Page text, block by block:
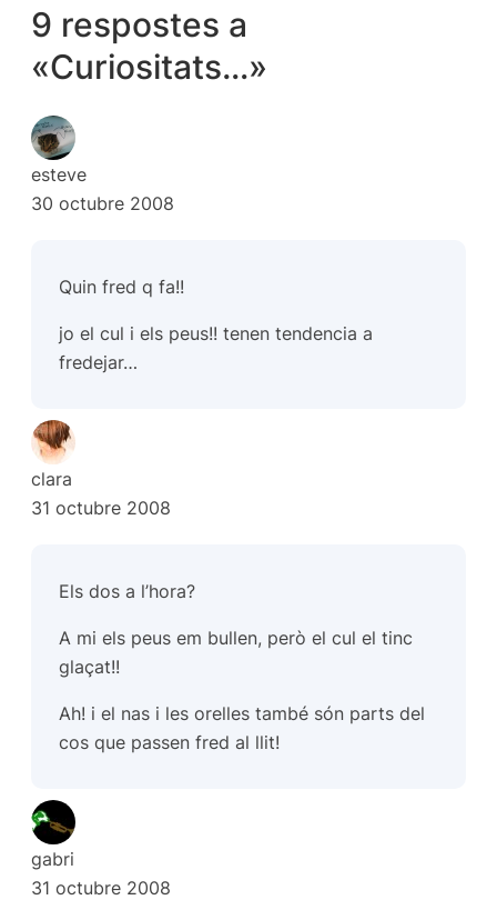
9 respostes a
«Curiositats…»
esteve
30 octubre 2008
Quin fred q fa!!
jo el cul i els peus!! tenen tendencia a
fredejar…
clara
31 octubre 2008
Els dos a l’hora?
A mi els peus em bullen, però el cul el tinc
glaçat!!
Ah! i el nas i les orelles també són parts del
cos que passen fred al llit!
gabri
31 octubre 2008